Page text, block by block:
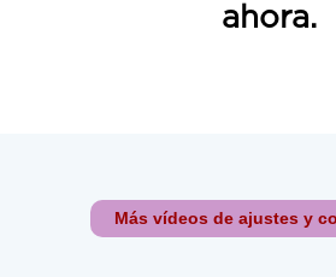
ahora.
Más vídeos de ajustes y